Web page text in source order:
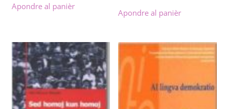
Apondre al panièr
Apondre al panièr